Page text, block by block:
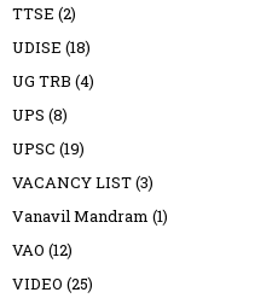
TTSE (2)
UDISE (18)
UG TRB (4)
UPS (8)
UPSC (19)
VACANCY LIST(3)
Vanavil Mandram (1)
VAO (12)
VIDEO (25)